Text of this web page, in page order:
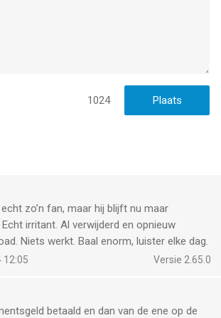
1024
zo’n fan, maar hij blijft nu maar
irritant. Al verwijderd en opnieuw
Niets werkt. Baal enorm, luister elke dag.
Versie 2.65.0
betaald en dan van de ene op de